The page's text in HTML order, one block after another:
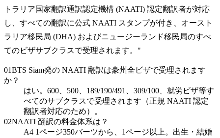
トラリア国家翻訳通訳認定機構 (NAATI) 認定翻訳者が対応
し、すべての翻訳に公式 NAATI スタンプが付き、オースト
ラリア移民局 (DHA) およびニュージーランド移民局のすべ
てのビザサブクラスで受理されます。 "
01BTS Siam発の NAATI 翻訳は豪州全ビザで受理されます
か？
はい。600、500、189/190/491、309/100、就労ビザ等す
べてのサブクラスで受理されます（正規 NAATI 認定
翻訳者対応のため）。
02NAATI 翻訳の料金体系は？
A4 1ページ350バーツから、1ページ以上。出生・結婚